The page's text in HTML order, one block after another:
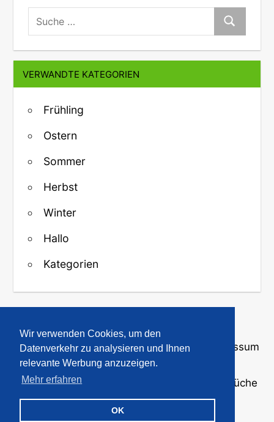
Wir verwenden Cookies, um den
Datenverkehr zu analysieren und Ihnen
relevante Werbung anzuzeigen.
Mehr erfahren
OK
suche:
Suche
VERWANDTE KATEGORIEN
Frühling
Ostern
Sommer
Herbst
Winter
Hallo
Kategorien
↑ Zurück zum Anfang
Über uns·Kontakt·Datenschutz Impressum
© 2008-2026
· Bilder und Sprüche
für WhatsApp und Profile